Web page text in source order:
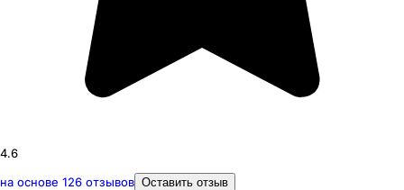
4.6
на основе 126 отзывов Оставить отзыв